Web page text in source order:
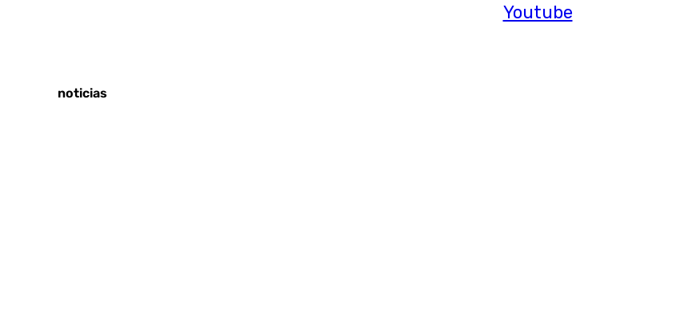
Youtube
Últimas noticias